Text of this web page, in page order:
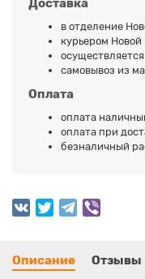
Доставка
в отделение
курьером
самовывоз из
Оплата
оплата
оплата при
безналичный
Описание Отзывы